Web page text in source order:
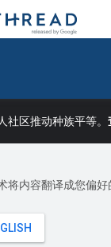
区推动种族平等。
将内容翻译成您偏